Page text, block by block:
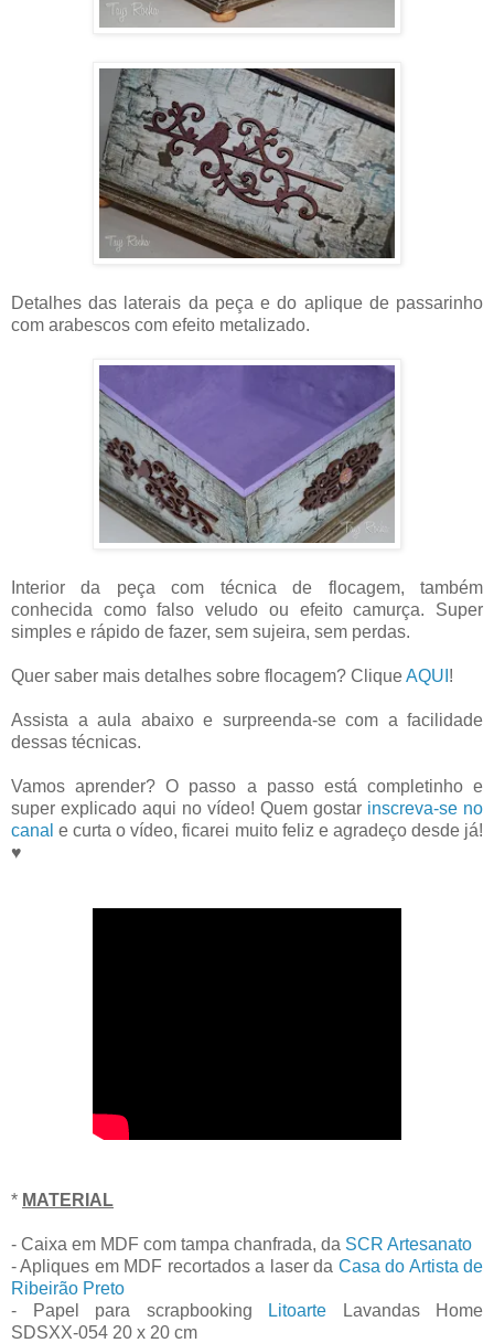
Detalhes das laterais da peça e do aplique de passarinho
com arabescos com efeito metalizado.
Interior da peça com técnica de flocagem, também
conhecida como falso veludo ou efeito camurça. Super
simples e rápido de fazer, sem sujeira, sem perdas.
Quer saber mais detalhes sobre flocagem? CliqueAQUI !
Assista a aula abaixo e surpreenda-se com a facilidade
dessas técnicas.
Vamos aprender? O passo a passo está completinho e
super explicado aqui no vídeo! Quem gostar inscreva-se no
canal e curta o vídeo, ficarei muito feliz e agradeço desde já!
♥
* MATERIAL
- Caixa em MDF com tampa chanfrada, da SCR Artesanato
- Apliques em MDF recortados a laser da Casa do Artista de
Ribeirão Preto
- Papel para scrapbooking
Litoarte Lavandas Home
SDSXX-054 20 x 20 cm